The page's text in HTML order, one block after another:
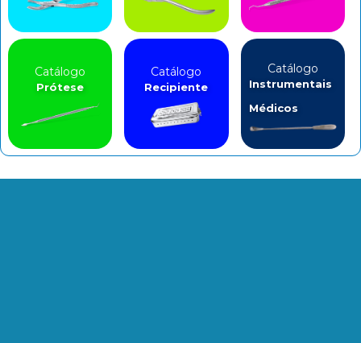
Catálogo
Prótese
Catálogo
Recipiente
Catálogo
Instrumentais
Médicos